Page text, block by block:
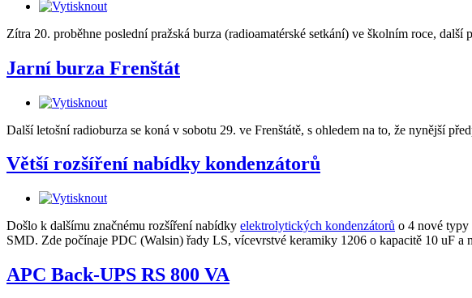
Zítra 20. proběhne poslední pražská burza (radioamatérské setkání) ve školním roce,
Jarní burza Frenštát
Další letošní radioburza se koná v sobotu 29. ve Frenštátě, s ohledem na to, že nynější
Větší rozšíření nabídky kondenzátorů
Došlo k dalšímu značnému rozšíření nabídky elektrolytických kondenzátorů o 4 nové typy
SMD. Zde počínaje PDC (Walsin) řady LS, vícevrstvé keramiky 1206 o kapacitě 10 uF a
APC Back-UPS RS 800 VA